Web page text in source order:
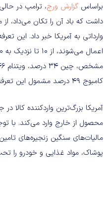
براساس گزارش ورج، ترامپ در
داشت که باد آن را تکان می‌داد،
کامبوج 49 درصد مشمول این تعرفه‌ها خواهند شد.
آمریکا بزرگ‌ترین واردکننده کالا
محصول از خارج وارد می‌کند. با
مالیات‌های سنگین زنجیره‌های
پوشاک، مواد غذایی و خودرو را